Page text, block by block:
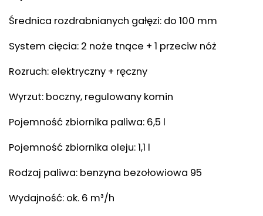
Średnica rozdrabnianych gałęzi: do 100 mm
System cięcia: 2 noże tnące + 1 przeciw nóż
Rozruch: elektryczny + ręczny
Wyrzut: boczny, regulowany komin
Pojemność zbiornika paliwa: 6,5 l
Pojemność zbiornika oleju: 1,1 l
Rodzaj paliwa: benzyna bezołowiowa 95
Wydajność: ok. 6 m³/h